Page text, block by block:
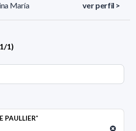
PAULLIER"
María ver perfil >
1)